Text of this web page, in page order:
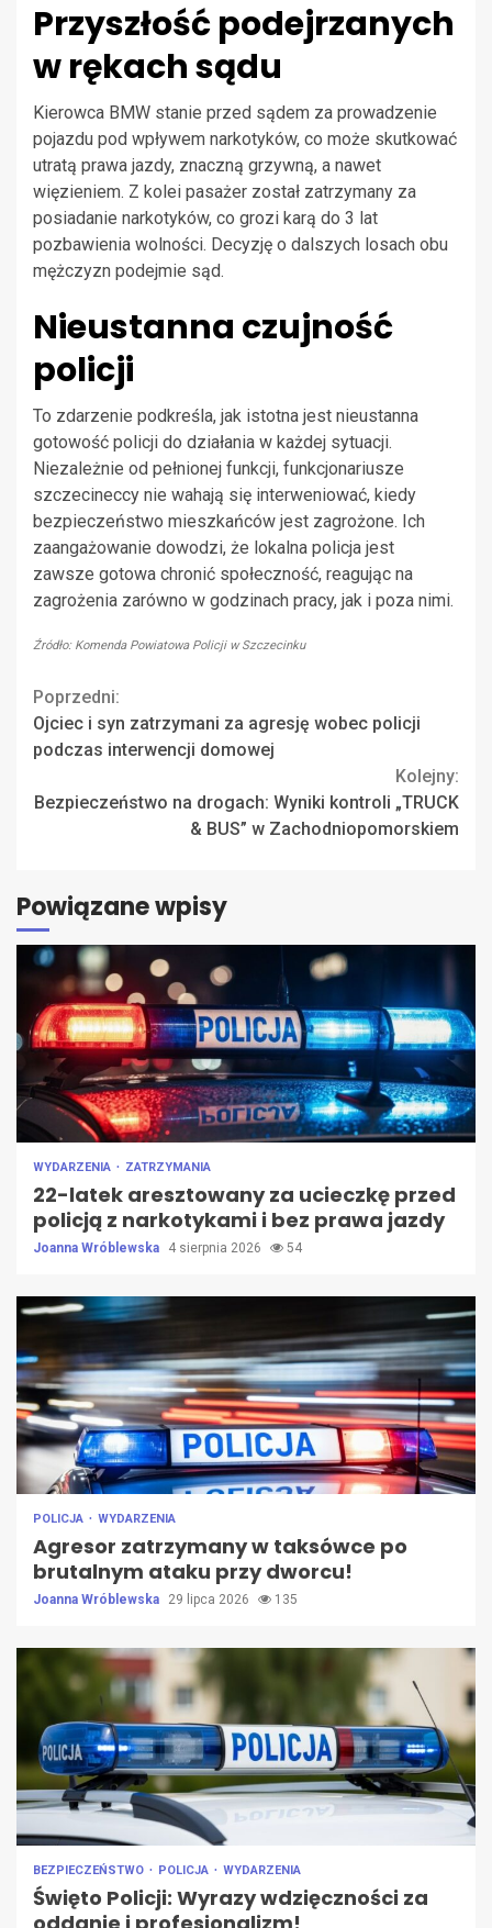
Przyszłość podejrzanych
w rękach sądu
Kierowca BMW stanie przed sądem za prowadzenie
pojazdu pod wpływem narkotyków, co może skutkować
utratą prawa jazdy, znaczną grzywną, a nawet
więzieniem. Z kolei pasażer został zatrzymany za
posiadanie narkotyków, co grozi karą do 3 lat
pozbawienia wolności. Decyzję o dalszych losach obu
mężczyzn podejmie sąd.
Nieustanna czujność
policji
To zdarzenie podkreśla, jak istotna jest nieustanna
gotowość policji do działania w każdej sytuacji.
Niezależnie od pełnionej funkcji, funkcjonariusze
szczecineccy nie wahają się interweniować, kiedy
bezpieczeństwo mieszkańców jest zagrożone. Ich
zaangażowanie dowodzi, że lokalna policja jest
zawsze gotowa chronić społeczność, reagując na
zagrożenia zarówno w godzinach pracy, jak i poza nimi.
Źródło: Komenda Powiatowa Policji w Szczecinku
Continue
Reading
Poprzedni:
Ojciec i syn zatrzymani za agresję wobec policji
podczas interwencji domowej
Kolejny:
Bezpieczeństwo na drogach: Wyniki kontroli „TRUCK
& BUS” w Zachodniopomorskiem
Powiązane wpisy
WYDARZENIA ZATRZYMANIA
22-latek aresztowany za ucieczkę przed
policją z narkotykami i bez prawa jazdy
Joanna Wróblewska 4 sierpnia 2026 54
POLICJA WYDARZENIA
Agresor zatrzymany w taksówce po
brutalnym ataku przy dworcu!
Joanna Wróblewska 29 lipca 2026 135
BEZPIECZEŃSTWO POLICJA WYDARZENIA
Święto Policji: Wyrazy wdzięczności za